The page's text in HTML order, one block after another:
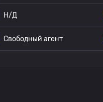
Н/Д
Свободный агент